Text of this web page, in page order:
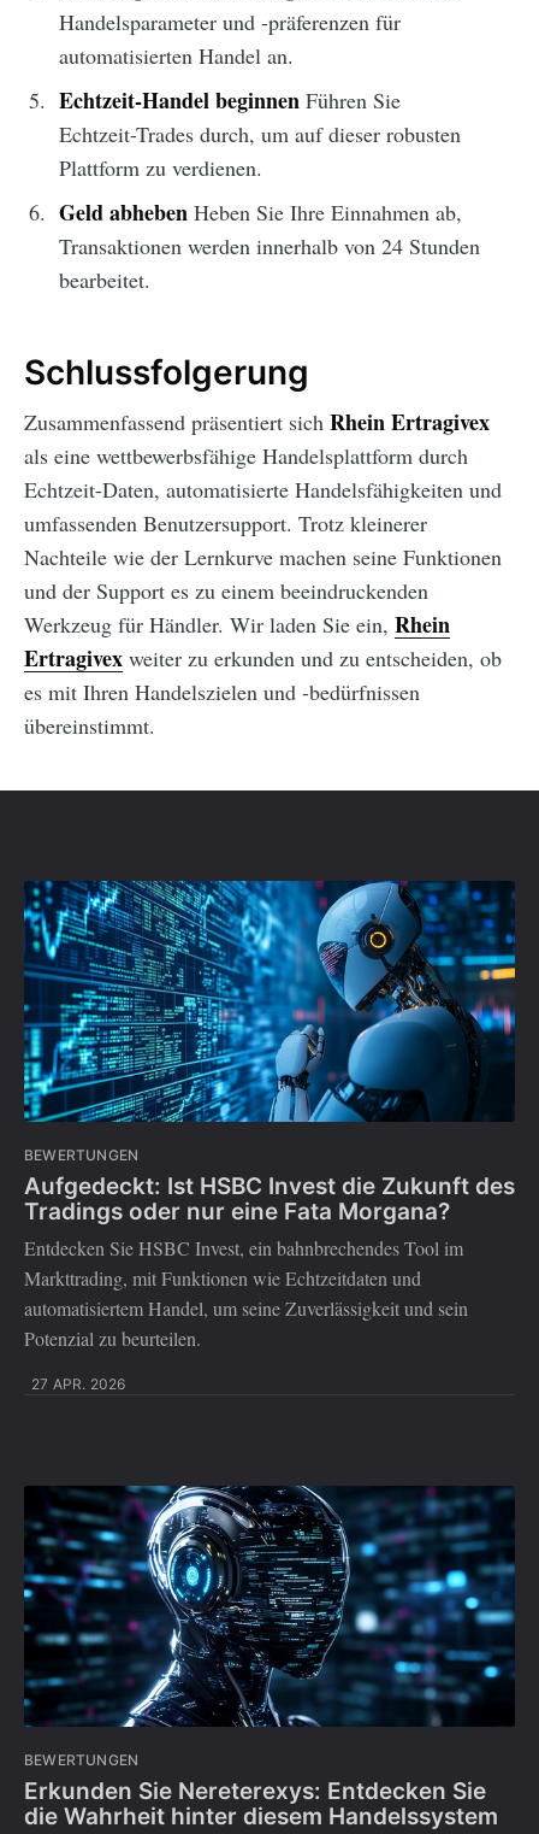
Handelsparameter und -präferenzen für
automatisierten Handel an.
Echtzeit-Handel beginnenFühren Sie
Echtzeit-Trades durch, um auf dieser robusten
Plattform zu verdienen.
Geld abhebenHeben Sie Ihre Einnahmen ab,
Transaktionen werden innerhalb von 24 Stunden
bearbeitet.
Schlussfolgerung
Zusammenfassend präsentiert sich Rhein Ertragivex
als eine wettbewerbsfähige Handelsplattform durch
Echtzeit-Daten, automatisierte Handelsfähigkeiten und
umfassenden Benutzersupport. Trotz kleinerer
Nachteile wie der Lernkurve machen seine Funktionen
und der Support es zu einem beeindruckenden
Werkzeug für Händler. Wir laden Sie ein, Rhein
Ertragivex weiter zu erkunden und zu entscheiden, ob
es mit Ihren Handelszielen und -bedürfnissen
übereinstimmt.
BEWERTUNGEN
Aufgedeckt: Ist HSBC Invest die Zukunft des
Tradings oder nur eine Fata Morgana?
Entdecken Sie HSBC Invest, ein bahnbrechendes Tool im
Markttrading, mit Funktionen wie Echtzeitdaten und
automatisiertem Handel, um seine Zuverlässigkeit und sein
Potenzial zu beurteilen.
27 APR. 2026
BEWERTUNGEN
Erkunden Sie Nereterexys: Entdecken Sie
die Wahrheit hinter diesem Handelssystem